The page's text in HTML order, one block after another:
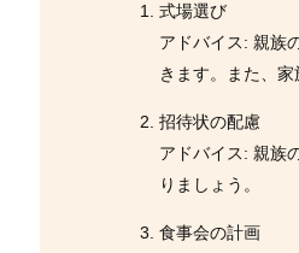
式場選び
アドバイス: 親族
きます。また、
招待状の配慮
アドバイス: 親族
りましょう。
食事会の計画